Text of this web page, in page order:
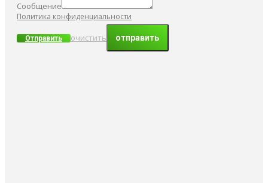
Сообщение
Политика конфиденциальности
Отправить очистить